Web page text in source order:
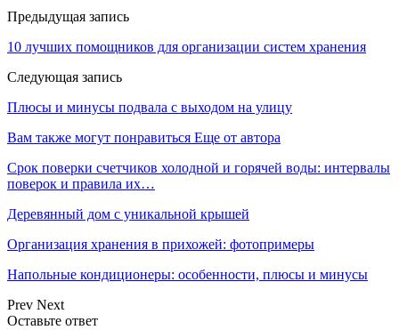
Предыдущая запись
10 лучших помощников для организации систем хранения
Следующая запись
Плюсы и минусы подвала с выходом на улицу
Вам также могут понравиться Еще от автора
Срок поверки счетчиков холодной и горячей воды: интервалы
поверок и правила их…
Деревянный дом с уникальной крышей
Организация хранения в прихожей: фотопримеры
Напольные кондиционеры: особенности, плюсы и минусы
Prev Next
Оставьте ответ